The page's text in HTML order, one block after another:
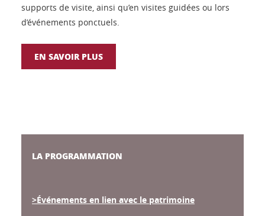
supports de visite, ainsi qu’en visites guidées ou lors
d’événements ponctuels.
EN SAVOIR PLUS
LA PROGRAMMATION
>Événements en lien avec le patrimoine